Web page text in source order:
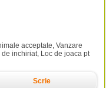
acceptate, Vanzare
inchiriat, Loc de joaca pt
Scrie